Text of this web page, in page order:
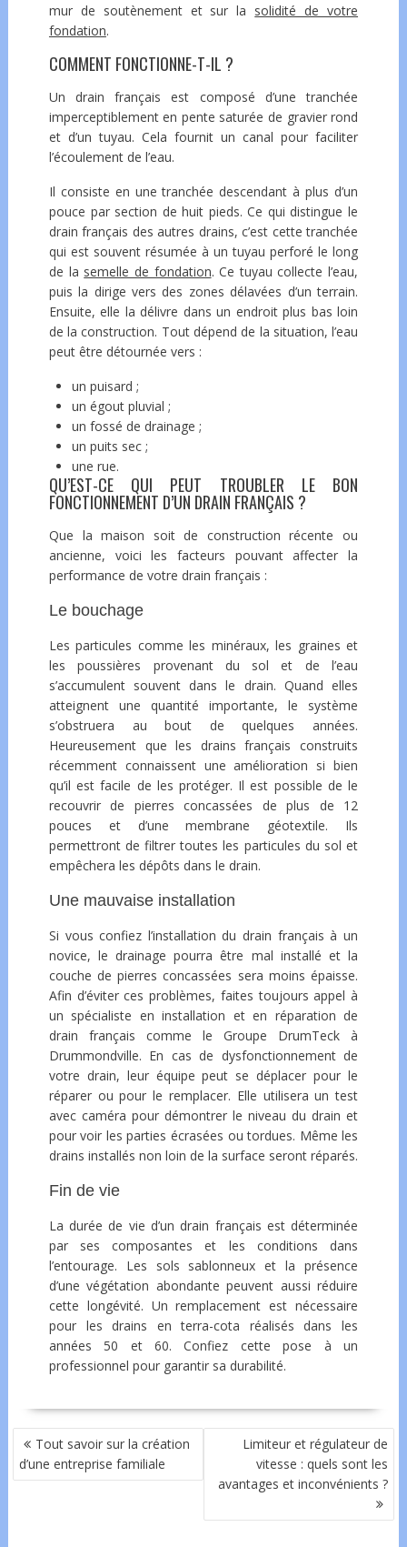
mur de soutènement et sur la solidité de votre
fondation.
COMMENT FONCTIONNE-T-IL ?
Un drain français est composé d’une tranchée
imperceptiblement en pente saturée de gravier rond
et d’un tuyau. Cela fournit un canal pour faciliter
l’écoulement de l’eau.
Il consiste en une tranchée descendant à plus d’un
pouce par section de huit pieds. Ce qui distingue le
drain français des autres drains, c’est cette tranchée
qui est souvent résumée à un tuyau perforé le long
de la semelle de fondation. Ce tuyau collecte l’eau,
puis la dirige vers des zones délavées d’un terrain.
Ensuite, elle la délivre dans un endroit plus bas loin
de la construction. Tout dépend de la situation, l’eau
peut être détournée vers :
un puisard ;
un égout pluvial ;
un fossé de drainage ;
un puits sec ;
une rue.
QU’EST-CE QUI PEUT TROUBLER LE BON
FONCTIONNEMENT D’UN DRAIN FRANÇAIS ?
Que la maison soit de construction récente ou
ancienne, voici les facteurs pouvant affecter la
performance de votre drain français :
Le bouchage
Les particules comme les minéraux, les graines et
les poussières provenant du sol et de l’eau
s’accumulent souvent dans le drain. Quand elles
atteignent une quantité importante, le système
s’obstruera au bout de quelques années.
Heureusement que les drains français construits
récemment connaissent une amélioration si bien
qu’il est facile de les protéger. Il est possible de le
recouvrir de pierres concassées de plus de 12
pouces et d’une membrane géotextile. Ils
permettront de filtrer toutes les particules du sol et
empêchera les dépôts dans le drain.
Une mauvaise installation
Si vous confiez l’installation du drain français à un
novice, le drainage pourra être mal installé et la
couche de pierres concassées sera moins épaisse.
Afin d’éviter ces problèmes, faites toujours appel à
un spécialiste en installation et en réparation de
drain français comme le Groupe DrumTeck à
Drummondville. En cas de dysfonctionnement de
votre drain, leur équipe peut se déplacer pour le
réparer ou pour le remplacer. Elle utilisera un test
avec caméra pour démontrer le niveau du drain et
pour voir les parties écrasées ou tordues. Même les
drains installés non loin de la surface seront réparés.
Fin de vie
La durée de vie d’un drain français est déterminée
par ses composantes et les conditions dans
l’entourage. Les sols sablonneux et la présence
d’une végétation abondante peuvent aussi réduire
cette longévité. Un remplacement est nécessaire
pour les drains en terra-cota réalisés dans les
années 50 et 60. Confiez cette pose à un
professionnel pour garantir sa durabilité.
NAVIGATION
DE
L’ARTICLE
Tout savoir sur la création
d’une entreprise familiale
Limiteur et régulateur de
vitesse : quels sont les
avantages et inconvénients ?